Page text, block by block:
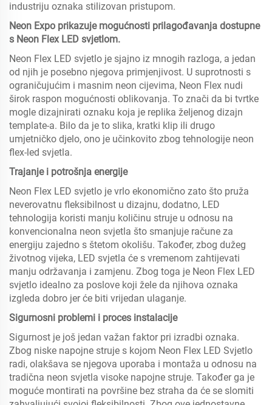
industriju oznaka stilizovan pristupom.
Neon Expo prikazuje mogućnosti prilagođavanja dostupne
s Neon Flex LED svjetlom.
Neon Flex LED svjetlo je sjajno iz mnogih razloga, a jedan
od njih je posebno njegova primjenjivost. U suprotnosti s
ograničujućim i masnim neon cijevima, Neon Flex nudi
širok raspon mogućnosti oblikovanja. To znači da bi tvrtke
mogle dizajnirati oznaku koja je replika željenog dizajn
template-a. Bilo da je to slika, kratki klip ili drugo
umjetničko djelo, ono je učinkovito zbog tehnologije neon
flex-led svjetla.
Trajanje i potrošnja energije
Neon Flex LED svjetlo je vrlo ekonomično zato što pruža
neverovatnu fleksibilnost u dizajnu, dodatno, LED
tehnologija koristi manju količinu struje u odnosu na
konvencionalna neon svjetla što smanjuje račune za
energiju zajedno s štetom okolišu. Također, zbog dužeg
životnog vijeka, LED svjetla će s vremenom zahtijevati
manju održavanja i zamjenu. Zbog toga je Neon Flex LED
svjetlo idealno za poslove koji žele da njihova oznaka
izgleda dobro jer će biti vrijedan ulaganje.
Sigurnosni problemi i proces instalacije
Sigurnost je još jedan važan faktor pri izradbi oznaka.
Zbog niske napojne struje s kojom Neon Flex LED Svjetlo
radi, olakšava se njegova uporaba i montaža u odnosu na
tradična neon svjetla visoke napojne struje. Također ga je
moguće montirati na površine bez straha da će se slomiti